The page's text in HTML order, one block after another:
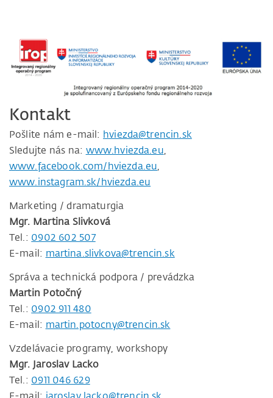
Kontakt
Pošlite nám e-mail: hviezda@trencin.sk
Sledujte nás na: www.hviezda.eu,
www.facebook.com/hviezda.eu,
www.instagram.sk/hviezda.eu
Marketing / dramaturgia
Mgr. Martina Slivková
Tel.: 0902 602 507
E-mail: martina.slivkova@trencin.sk
Správa a technická podpora / prevádzka
Martin Potočný
Tel.: 0902 911 480
E-mail: martin.potocny@trencin.sk
Vzdelávacie programy, workshopy
Mgr. Jaroslav Lacko
Tel.: 0911 046 629